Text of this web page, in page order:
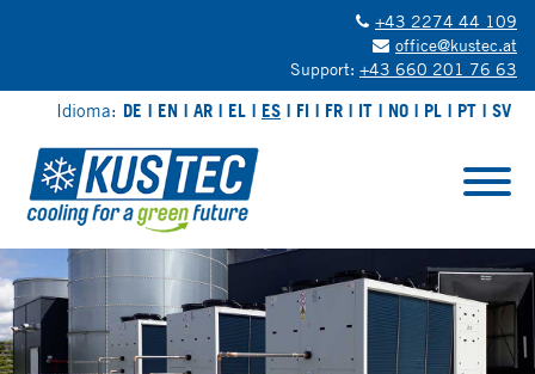
+43 2274 44 109
office@kustec.at
Support: +43 660 201 76 63
Idioma: DE EN AR EL ES FI FR IT NO PL PT SV